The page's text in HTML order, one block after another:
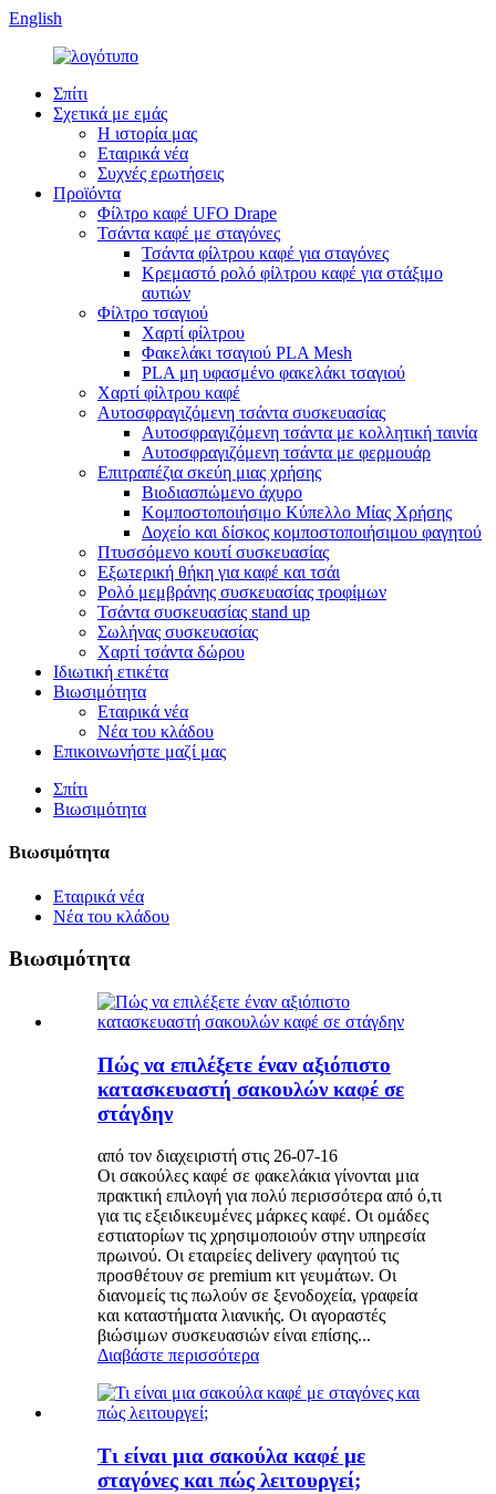
English
Σπίτι
Σχετικά με εμάς
Η ιστορία μας
Εταιρικά νέα
Συχνές ερωτήσεις
Προϊόντα
Φίλτρο καφέ UFO Drape
Τσάντα καφέ με σταγόνες
Τσάντα φίλτρου καφέ για σταγόνες
Κρεμαστό ρολό φίλτρου καφέ για στάξιμο
αυτιών
Φίλτρο τσαγιού
Χαρτί φίλτρου
Φακελάκι τσαγιού PLA Mesh
PLA μη υφασμένο φακελάκι τσαγιού
Χαρτί φίλτρου καφέ
Αυτοσφραγιζόμενη τσάντα συσκευασίας
Αυτοσφραγιζόμενη τσάντα με κολλητική ταινία
Αυτοσφραγιζόμενη τσάντα με φερμουάρ
Επιτραπέζια σκεύη μιας χρήσης
Βιοδιασπώμενο άχυρο
Κομποστοποιήσιμο Κύπελλο Μίας Χρήσης
Δοχείο και δίσκος κομποστοποιήσιμου φαγητού
Πτυσσόμενο κουτί συσκευασίας
Εξωτερική θήκη για καφέ και τσάι
Ρολό μεμβράνης συσκευασίας τροφίμων
Τσάντα συσκευασίας stand up
Σωλήνας συσκευασίας
Χαρτί τσάντα δώρου
Ιδιωτική ετικέτα
Βιωσιμότητα
Εταιρικά νέα
Νέα του κλάδου
Επικοινωνήστε μαζί μας
Σπίτι
Βιωσιμότητα
Βιωσιμότητα
Εταιρικά νέα
Νέα του κλάδου
Βιωσιμότητα
Πώς να επιλέξετε έναν αξιόπιστο
κατασκευαστή σακουλών καφέ σε
στάγδην
από τον διαχειριστή στις 26-07-16
Οι σακούλες καφέ σε φακελάκια γίνονται μια
πρακτική επιλογή για πολύ περισσότερα από ό,τι
για τις εξειδικευμένες μάρκες καφέ. Οι ομάδες
εστιατορίων τις χρησιμοποιούν στην υπηρεσία
πρωινού. Οι εταιρείες delivery φαγητού τις
προσθέτουν σε premium κιτ γευμάτων. Οι
διανομείς τις πωλούν σε ξενοδοχεία, γραφεία
και καταστήματα λιανικής. Οι αγοραστές
βιώσιμων συσκευασιών είναι επίσης...
Διαβάστε περισσότερα
Τι είναι μια σακούλα καφέ με
σταγόνες και πώς λειτουργεί;